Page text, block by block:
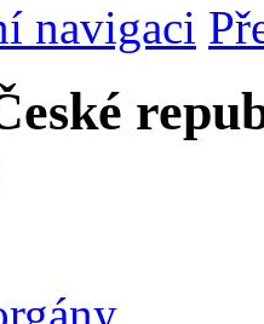
navigaci